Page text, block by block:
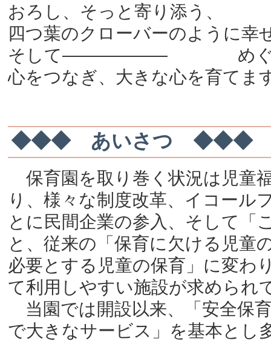
おろし、そっと寄り添う、
四つ葉のクローバーのように幸
そして―――――― め
心をつなぎ、大きな心を育てま
◆◆◆ あいさつ ◆◆◆
保育園を取り巻く状況は児童
り、様々な制度改革、イコール
とに民間企業の参入、そして「
と、従来の「保育に欠ける児童
必要とする児童の保育」に変わ
て利用しやすい施設が求められ
当園では開設以来、「安全保
で大きなサービス」を基本とし